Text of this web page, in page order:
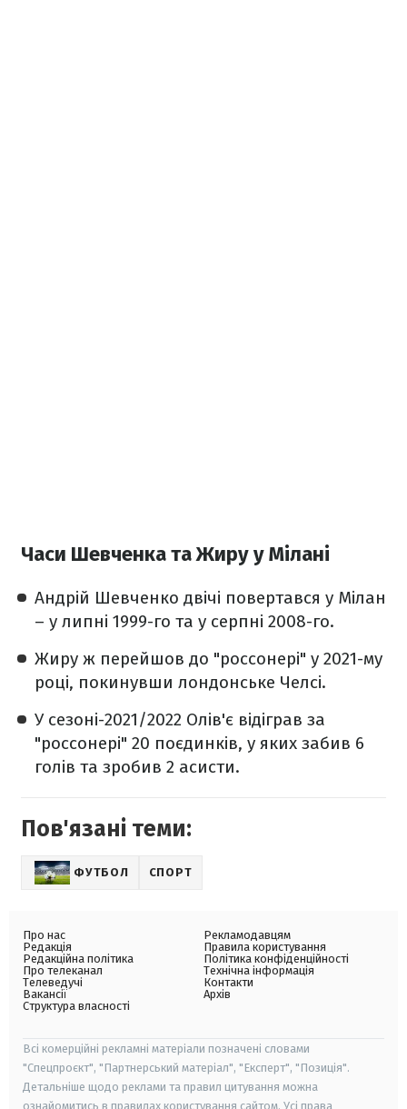
Часи Шевченка та Жиру у Мілані
Андрій Шевченко двічі повертався у Мілан
– у липні 1999-го та у серпні 2008-го.
Жиру ж перейшов до "россонері" у 2021-му
році, покинувши лондонське Челсі.
У сезоні-2021/2022 Олів'є відіграв за
"россонері" 20 поєдинків, у яких забив 6
голів та зробив 2 асисти.
Пов'язані теми:
ФУТБОЛ СПОРТ
Про нас
Редакція
Редакційна політика
Про телеканал
Телеведучі
Вакансії
Структура власності
Рекламодавцям
Правила користування
Політика конфіденційності
Технічна інформація
Контакти
Архів
Всі комерційні рекламні матеріали позначені словами
"Спецпроєкт", "Партнерський матеріал", "Експерт", "Позиція".
Детальніше щодо реклами та правил цитування можна
ознайомитись в правилах користування сайтом. Усі права